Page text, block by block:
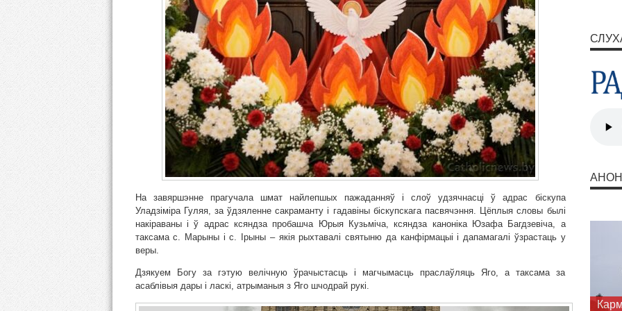
На завяршэнне прагучала шмат найлепшых пажаданняў і слоў удзячнасці ў адрас біскупа
Уладзіміра Гуляя, за ўдзяленне сакраманту і гадавіны біскупскага пасвячэння. Цёплыя словы былі
накіраваны і ў адрас ксяндза пробашча Юрыя Кузьміча, ксяндза каноніка Юзафа Багдзевіча, а
таксама с. Марыны і с. Ірыны – якія рыхтавалі святыню да канфірмацыі і дапамагалі ўзрастаць у
веры.
Дзякуем Богу за гэтую велічную ўрачыстасць і магчымасць праслаўляць Яго, а таксама за
асаблівыя дары і ласкі, атрыманыя з Яго шчодрай рукі.